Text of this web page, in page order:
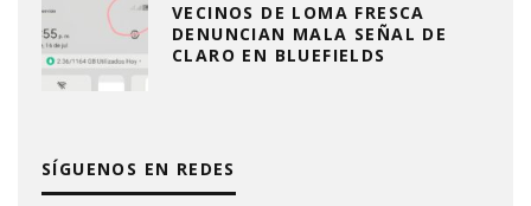
VECINOS DE LOMA FRESCA
DENUNCIAN MALA SEÑAL DE
CLARO EN BLUEFIELDS
SÍGUENOS EN REDES